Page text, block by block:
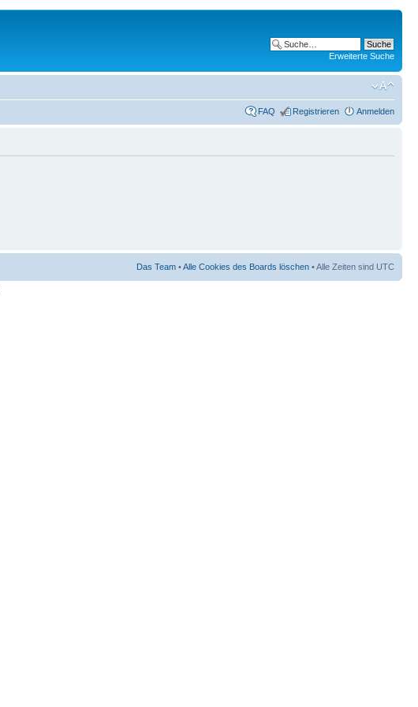
Erweiterte Suche
FAQ Registrieren Anmelden
Das Team •Alle Cookies des Boards löschen • Alle Zeiten sind UTC